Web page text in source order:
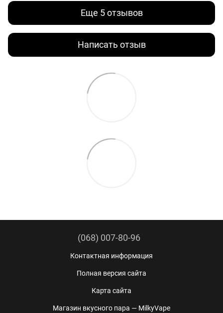
Еще 5 отзывов
Написать отзыв
(068) 007-80-96
Контактная информация
Полная версия сайта
Карта сайта
Магазин вкусного пара — MilkyVape